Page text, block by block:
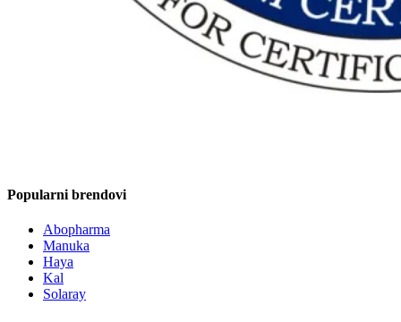
Popularni brendovi
Abopharma
Manuka
Haya
Kal
Solaray